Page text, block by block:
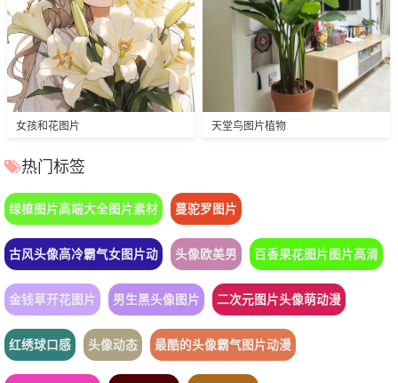
女孩和花图片 天堂鸟图片植物
热门标签
绿植图片高端大全图片素材 蔓驼罗图片
古风头像高冷霸气女图片动 头像欧美男 百香果花图片图片高清
金钱草开花图片 男生黑头像图片 二次元图片头像萌动漫
红绣球口感 头像动态 最酷的头像霸气图片动漫